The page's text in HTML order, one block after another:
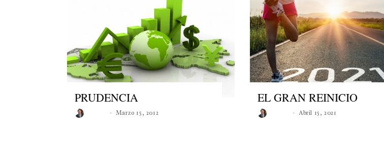
PRUDENCIA
Marzo 15, 2012
EL GRAN REINICIO
Abril 15, 2021